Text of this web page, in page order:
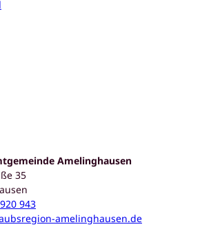
Amelinghausen
35
943
amelinghausen.de